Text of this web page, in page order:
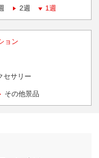
2週 1週
ョン
セサリー
その他景品